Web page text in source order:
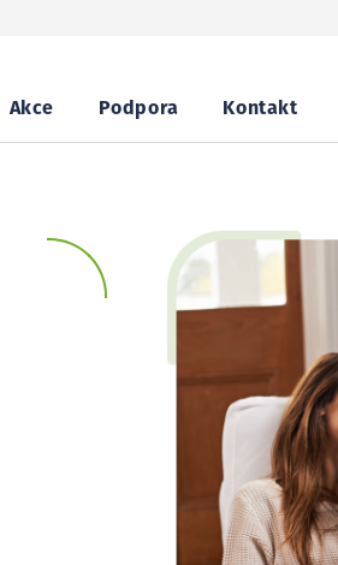
Akce Podpora Kontakt